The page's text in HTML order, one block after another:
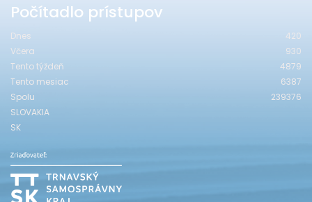
Počítadlo prístupov
Dnes
420
Včera
930
Tento týždeň
4879
Tento mesiac
6387
Spolu
239376
SLOVAKIA
SK